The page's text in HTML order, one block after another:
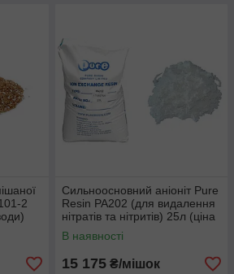
2
Сильноосновний аніоніт Pure
Resin PA202 (для видалення
нітратів та нітритів) 25л (ціна
з ПДВ)
В наявності
15 175 ₴/мішок